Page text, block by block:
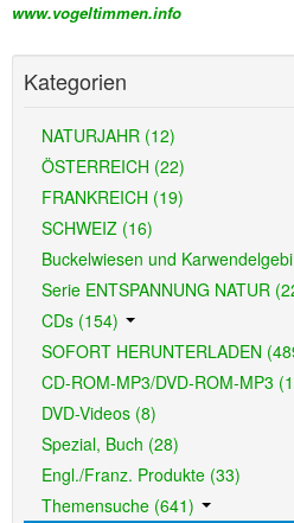
www.vogeltimmen.info
Kategorien
NATURJAHR (12)
ÖSTERREICH (22)
FRANKREICH (19)
SCHWEIZ (16)
Buckelwiesen und
Serie ENTSPANNUNG NATUR
CDs (154)
SOFORT HERUNTERLADEN
CD-ROM-MP3/DVD-ROM-MP3
DVD-Videos (8)
Spezial, Buch (28)
Engl./Franz. Produkte (33)
Themensuche (641)